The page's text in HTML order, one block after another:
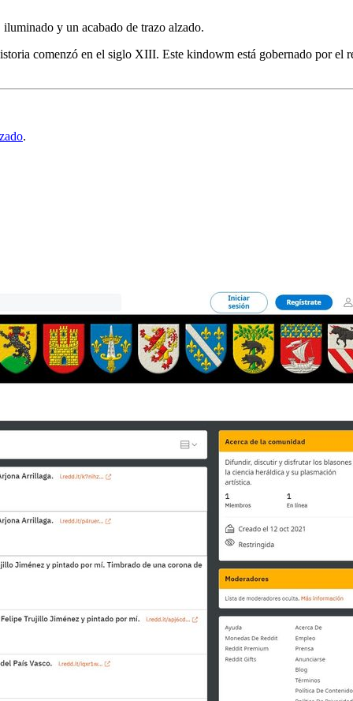
y un acabado de trazo alzado.
comenzó en el siglo XIII. Este kindowm está gobernado por
.